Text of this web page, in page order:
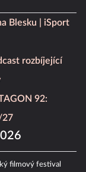
Blesku
iSport
rozbíjející
92:
27
filmový festival